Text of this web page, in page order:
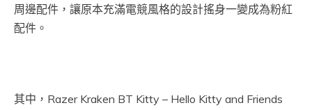
周邊配件，讓原本充滿電競風格的設計搖身一變成為粉紅
配件。
其中，Razer Kraken BT Kitty – Hello Kitty and Friends